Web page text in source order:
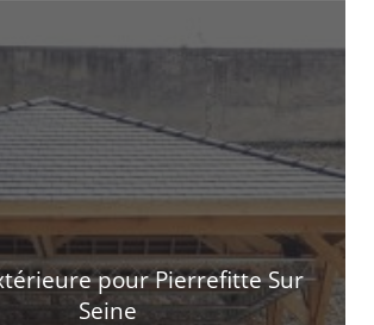
pour Pierrefitte Sur
Seine